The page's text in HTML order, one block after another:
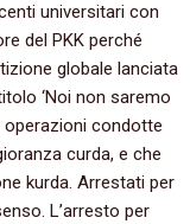
universitari con
del PKK perché
globale lanciata
‘‬Noi non saremo
operazioni condotte
curda,‭ ‬e che
kurda.‭ ‬Arrestati per
‬L’arresto per